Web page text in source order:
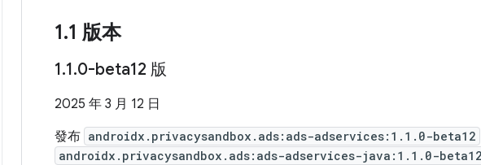
1.1 版本
1.1.0-beta12 版
2025 年 3 月 12 日
發布 androidx.privacysandbox.ads:ads-adservices:1.1.0-beta12
androidx.privacysandbox.ads:ads-adservices-java:1.1.0-beta12